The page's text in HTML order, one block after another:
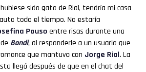
hubiese sido gato de Rial, tendría mi casa
todo el tiempo. No estaría
Pouso entre risas durante una
Bondi, al responderle a un usuario que
que mantuvo con Jorge Rial. La
llegó después de que en el chat del